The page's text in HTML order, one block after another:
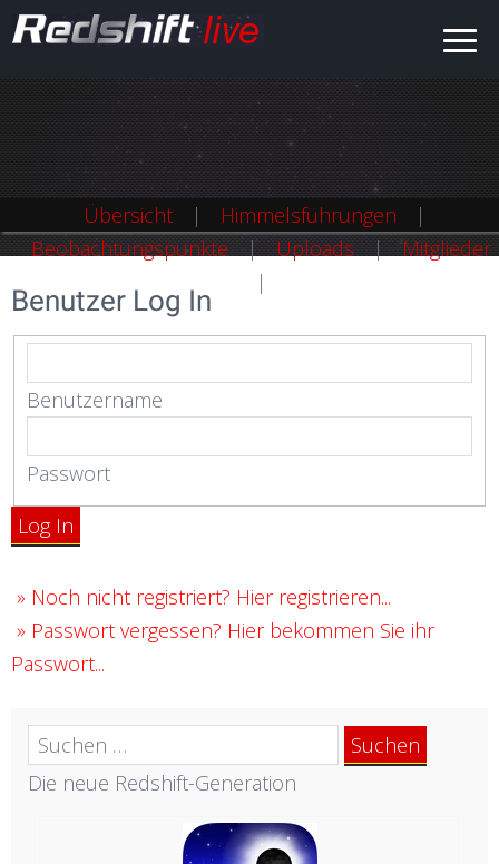
Übersicht
Himmelsführungen
Beobachtungspunkte
Uploads Mitglieder
Benutzer Log In
Benutzername
Passwort
Log In
» Noch nicht registriert? Hier registrieren...
» Passwort vergessen? Hier bekommen Sie ihr
Passwort...
Suchen
nach:
Die neue Redshift-Generation